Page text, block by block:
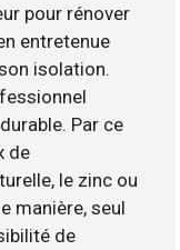
pour rénover
entretenue
isolation.
Par ce
de
le zinc ou
manière, seul
de